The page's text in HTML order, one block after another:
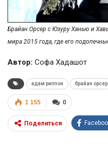
Брайан Орсер с Юзуру Ханью и
мира 2015 года, где его
Автор: Софа Хадашот
адам риппон брайан орсер
0
1 155
Поделиться